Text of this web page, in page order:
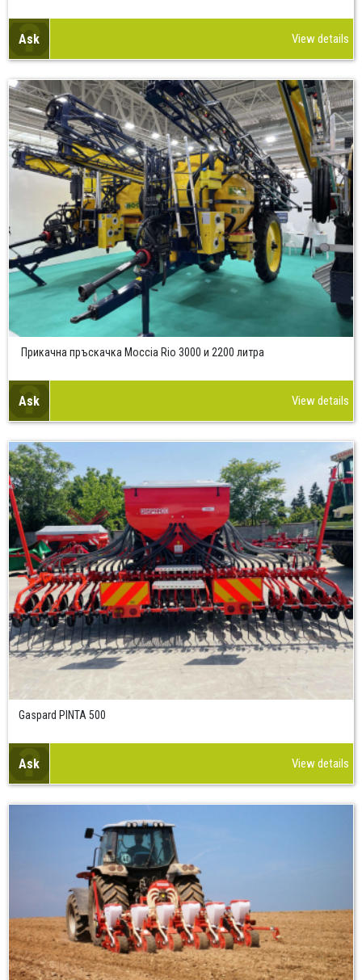
Ask View details
Прикачна пръскачка Моccia Rio 3000 и 2200 литра
Ask View details
Gaspard PINTA 500
Ask View details